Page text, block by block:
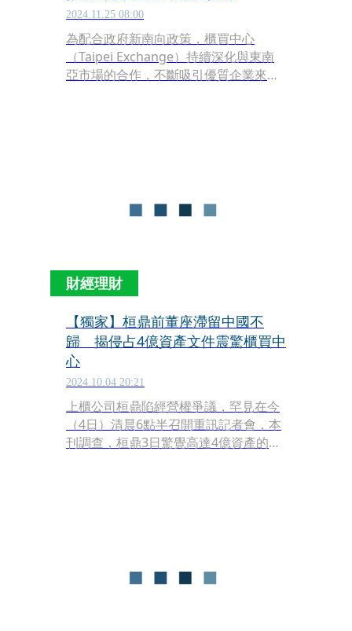
2024.11.25 08:00
為配合政府新南向政策，櫃買中心
（Taipei Exchange）持續深化與東南
亞市場的合作，不斷吸引優質企業來臺
軍全球的助力！
財經理財
【獨家】桓鼎前董座滯留中國不
歸 揭侵占4億資產文件震驚櫃買中
心
2024.10.04 20:21
上櫃公司桓鼎陷經營權爭議，罕見在今
（4日）清晨6點半召開重訊記者會，本
刊調查，桓鼎3日驚覺高達4億資產的子